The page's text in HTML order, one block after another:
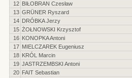
12 BIŁOBRAN Czesław
13 GRÜNER Ryszard
14 DRÓBKA Jerzy
15 ŻOŁNOWSKI Krzysztof
16 KONOPKA Antoni
17 MIELCZAREK Eugeniusz
18 KRÓL Marcin
19 JASTRZEMBSKI Antoni
20 FAIT Sebastian